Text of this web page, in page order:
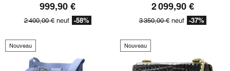
999,90 €
2 400,00 €neuf -58%
2 099,90 €
3 350,00 €neuf -37%
Nouveau Nouveau